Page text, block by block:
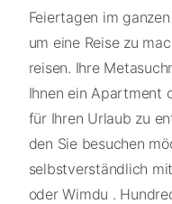
Feiertagen im
um eine Reise zu
reisen. Ihre
Ihnen ein Apartment
für Ihren Urlaub zu
den Sie besuchen
selbstverständlich
oder Wimdu .